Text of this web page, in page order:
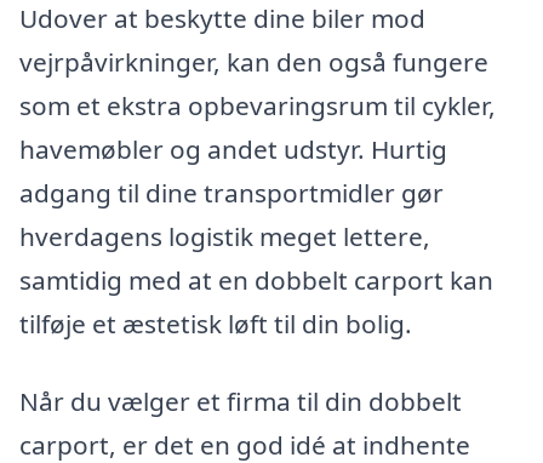
Udover at beskytte dine biler mod
vejrpåvirkninger, kan den også fungere
som et ekstra opbevaringsrum til cykler,
havemøbler og andet udstyr. Hurtig
adgang til dine transportmidler gør
hverdagens logistik meget lettere,
samtidig med at en dobbelt carport kan
tilføje et æstetisk løft til din bolig.
Når du vælger et firma til din dobbelt
carport, er det en god idé at indhente